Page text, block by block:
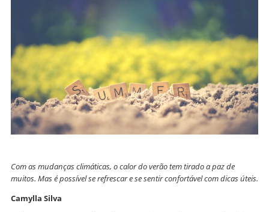
Com as mudanças climáticas, o calor do verão tem tirado a paz de
muitos. Mas é possível se refrescar e se sentir confortável com dicas úteis.
Camylla Silva